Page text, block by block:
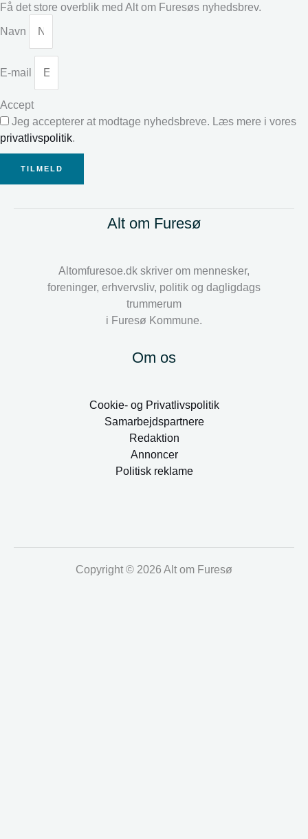
Få det store overblik med Alt om Furesøs nyhedsbrev.
Navn
E-mail
Accept
Jeg accepterer at modtage nyhedsbreve. Læs mere i vores
privatlivspolitik.
TILMELD
Alt om Furesø
Altomfuresoe.dk skriver om mennesker,
foreninger, erhvervsliv, politik og dagligdags
trummerum
i Furesø Kommune.
Om os
Cookie- og Privatlivspolitik
Samarbejdspartnere
Redaktion
Annoncer
Politisk reklame
Copyright © 2026 Alt om Furesø